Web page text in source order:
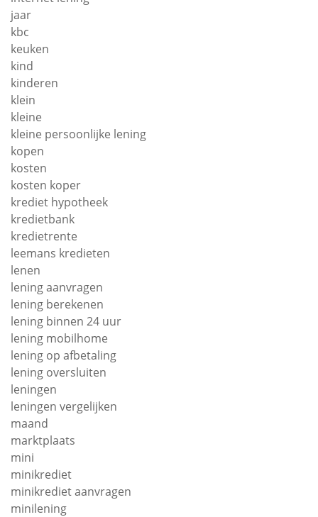
jaar
kbc
keuken
kind
kinderen
klein
kleine
kleine persoonlijke lening
kopen
kosten
kosten koper
krediet hypotheek
kredietbank
kredietrente
leemans kredieten
lenen
lening aanvragen
lening berekenen
lening binnen 24 uur
lening mobilhome
lening op afbetaling
lening oversluiten
leningen
leningen vergelijken
maand
marktplaats
mini
minikrediet
minikrediet aanvragen
minilening